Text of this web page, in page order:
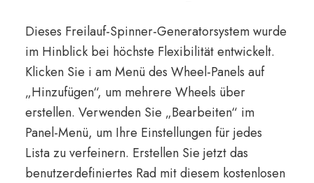
Dieses Freilauf-Spinner-Generatorsystem wurde
im Hinblick bei höchste Flexibilität entwickelt.
Klicken Sie i am Menü des Wheel-Panels auf
„Hinzufügen“, um mehrere Wheels über
erstellen. Verwenden Sie „Bearbeiten“ im
Panel-Menü, um Ihre Einstellungen für jedes
Lista zu verfeinern. Erstellen Sie jetzt das
benutzerdefiniertes Rad mit diesem kostenlosen